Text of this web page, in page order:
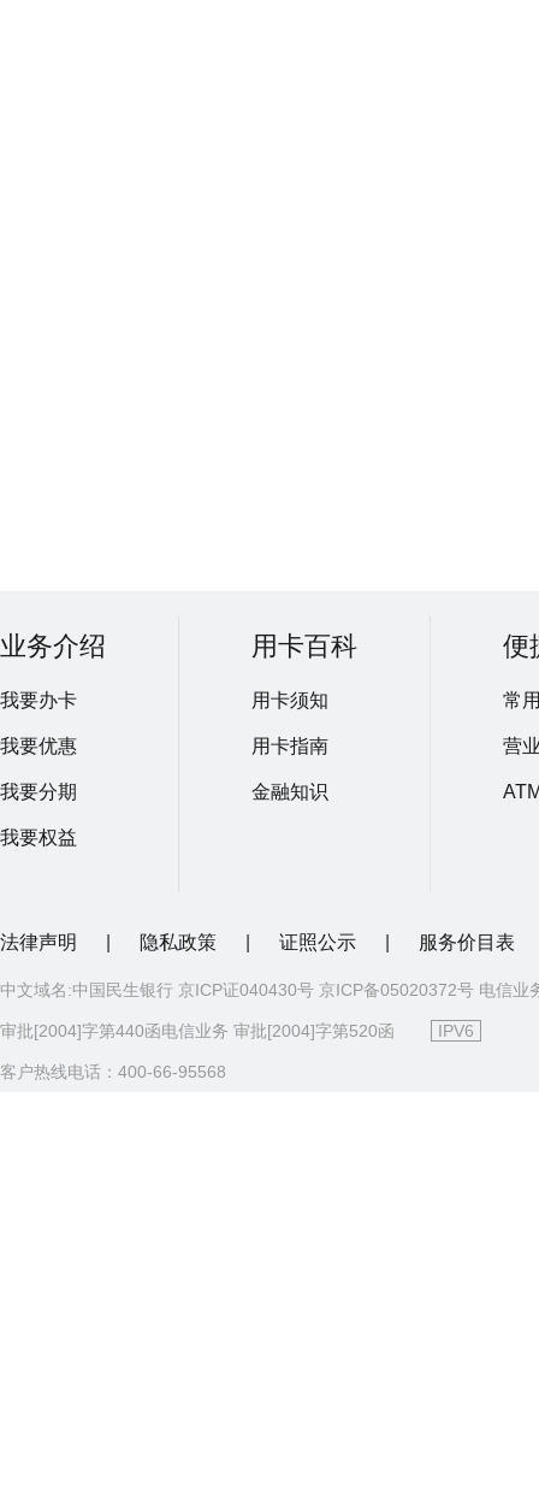
业务介绍
我要办卡
我要优惠
我要分期
我要权益
用卡百科
用卡须知
用卡指南
金融知识
便
常
营
法律声明 隐私政策 证照公示 服务价目表
中文域名:中国民生银行 京ICP证040430号 京ICP备05020372号 电信业
审批[2004]字第440函电信业务 审批[2004]字第520函 IPV6
客户热线电话：400-66-95568